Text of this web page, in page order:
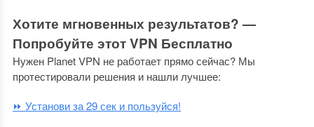
Хотите мгновенных результатов? —
Попробуйте этот VPN Бесплатно
Нужен Planet VPN не работает прямо сейчас? Мы
протестировали решения и нашли лучшее:
⏩ Установи за 29 сек и пользуйся!